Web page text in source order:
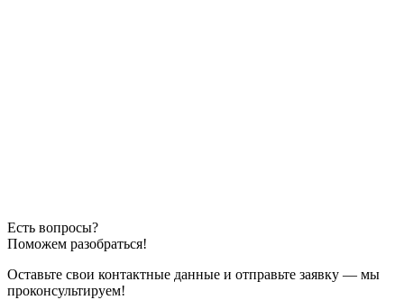
Есть вопросы?
Поможем разобраться!
Оставьте свои контактные данные и отправьте заявку — мы
проконсультируем!